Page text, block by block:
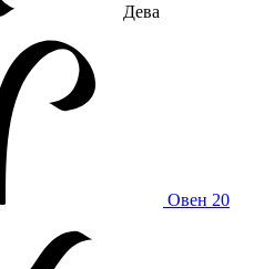
Дева
Овен 20